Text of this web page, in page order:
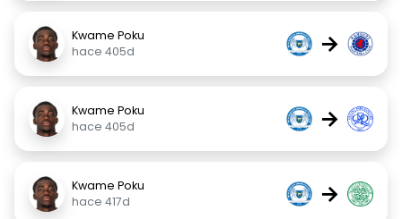
Kwame Poku
hace 405d
→
Kwame Poku
hace 405d
→
Kwame Poku
hace 417d
→